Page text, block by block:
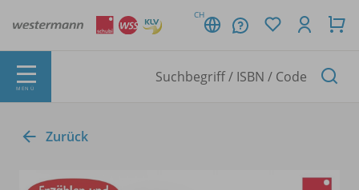
CH
MENÜ
Zurück